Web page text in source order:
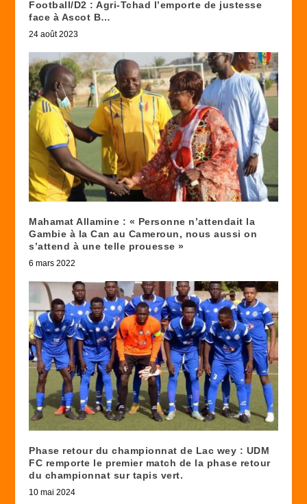
Football/D2 : Agri-Tchad l’emporte de justesse
face à Ascot B…
24 août 2023
Mahamat Allamine : « Personne n’attendait la
Gambie à la Can au Cameroun, nous aussi on
s’attend à une telle prouesse »
6 mars 2022
Phase retour du championnat de Lac wey : UDM
FC remporte le premier match de la phase retour
du championnat sur tapis vert.
10 mai 2024